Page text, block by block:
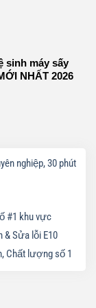
sinh máy sấy
NHẤT 2026
nghiệp, 30 phút
#1 khu vực
& Sửa lỗi E10
Chất lượng số 1